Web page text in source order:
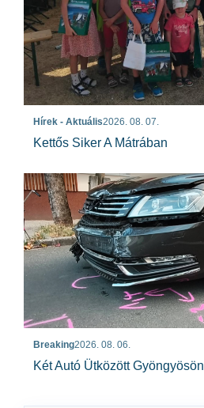
Hírek - Aktuális2026. 08. 07.
Kettős Siker A Mátrában
Breaking2026. 08. 06.
Két Autó Ütközött Gyöngyösön